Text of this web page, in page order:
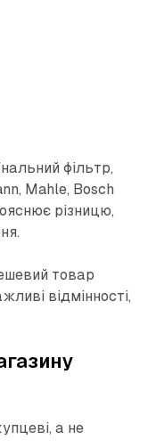
фільтр,
Mahle, Bosch
різницю,
товар
відмінності,
а не